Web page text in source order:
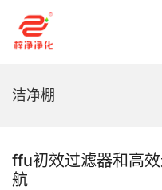
洁净棚
ffu初效过滤器和高
航